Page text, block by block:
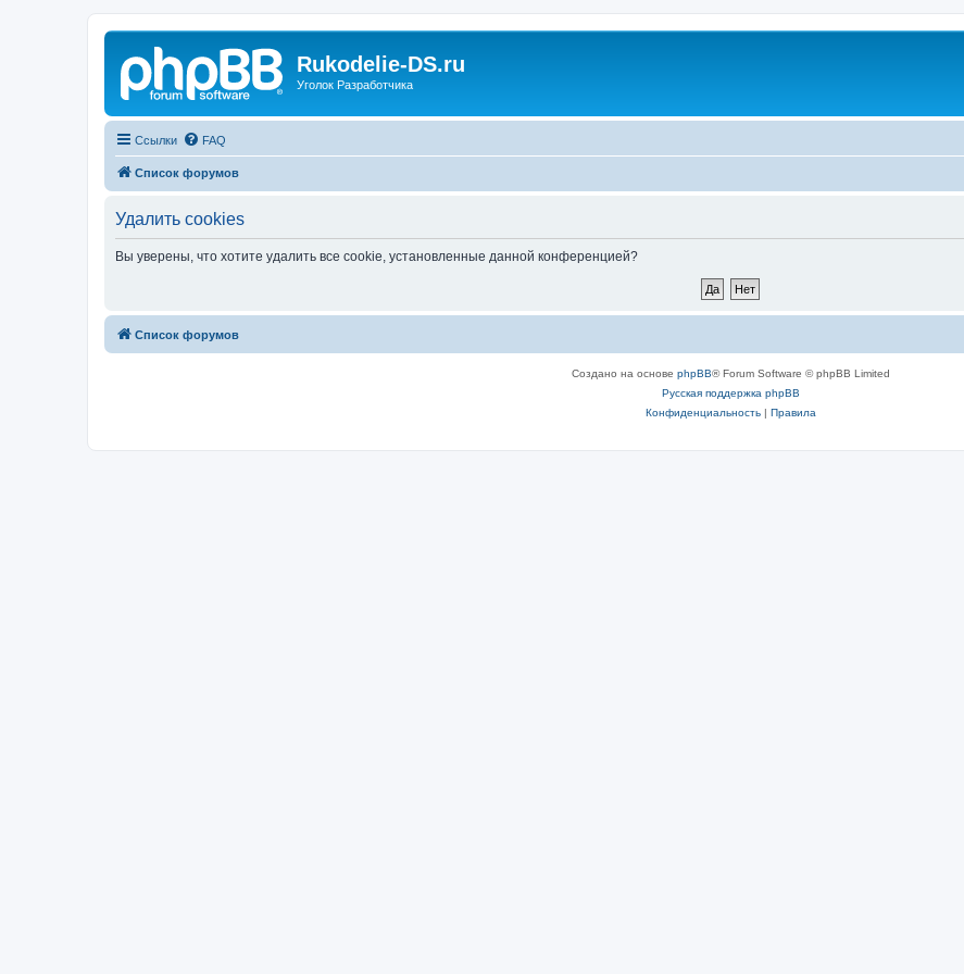
Rukodelie-DS.ru
Уголок Разработчика
Ссылки FAQ
Список форумов
Удалить cookies
Вы уверены, что хотите удалить все cookie, установленные данной конференцией?
Список форумов
Создано на основе phpBB® Forum Software © phpBB Limited
Русская поддержка phpBB
Конфиденциальность| Правила